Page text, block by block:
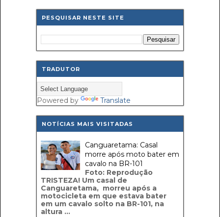
PESQUISAR NESTE SITE
TRADUTOR
Powered by Translate
NOTÍCIAS MAIS VISITADAS
Canguaretama: Casal
morre após moto bater em
cavalo na BR-101
Foto: Reprodução
TRISTEZA! Um casal de
Canguaretama, morreu após a
motocicleta em que estava bater
em um cavalo solto na BR-101, na
altura ...